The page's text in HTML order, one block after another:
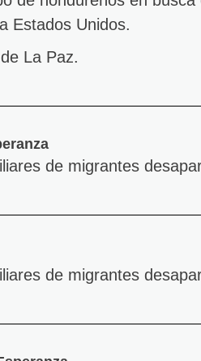
Estados Unidos.
La Paz.
de migrantes
de migrantes